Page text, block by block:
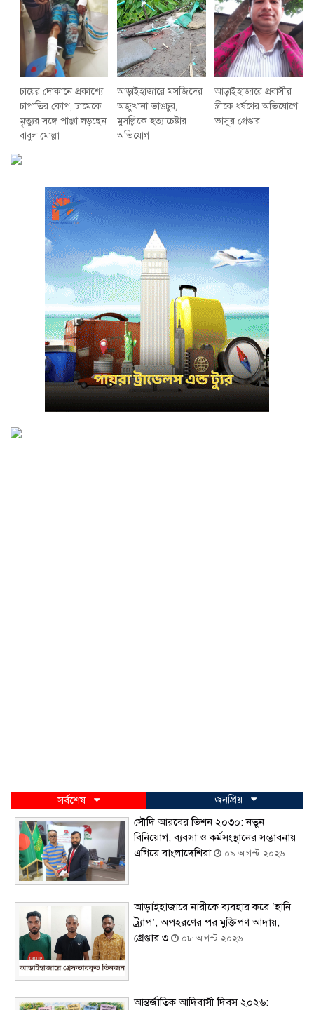
চায়ের দোকানে প্রকাশ্যে
চাপাতির কোপ, ঢামেকে
মৃত্যুর সঙ্গে পাঞ্জা লড়ছেন
বাবুল মোল্লা
আড়াইহাজারে মস‌জি‌দের
অজুখানা ভাঙচুর,
মুসল্লিকে হত্যাচেষ্টার
অভিযোগ
আড়াইহাজারে প্রবাসীর
স্ত্রীকে ধর্ষণের অভিযোগে
ভাসুর গ্রেপ্তার
সর্বশেষ
জনপ্রিয়
সৌদি আরবের ভিশন ২০৩০: নতুন
বিনিয়োগ, ব্যবসা ও কর্মসংস্থানের সম্ভাবনায়
এগিয়ে বাংলাদেশিরা
০৯ আগস্ট ২০২৬
আড়াইহাজারে নারীকে ব্যবহার করে ‘হানি
ট্র্যাপ’, অপহরণের পর মুক্তিপণ আদায়,
গ্রেপ্তার ৩
০৮ আগস্ট ২০২৬
আন্তর্জাতিক আদিবাসী দিবস ২০২৬: